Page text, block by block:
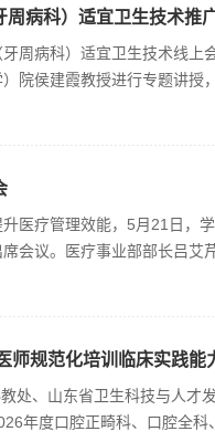
病科）适宜卫生技术推
周病科）适宜卫生技术线
院侯建霞教授进行专题讲授
医疗管理效能，5月21日，
会议。医疗事业部部长吕艾
师规范化培训临床实践能
处、山东省卫生科技与人才
年度口腔正畸科、口腔全科